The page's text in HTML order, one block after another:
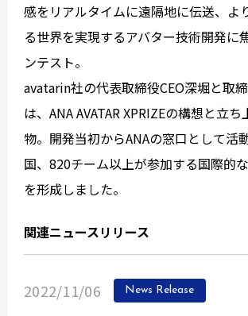
感をリアルタイムに遠隔地に伝送、よ
る世界を実現するアバター技術開発に
ンテスト。
avatarin社の代表取締役CEO深堀と取
は、ANA AVATAR XPRIZEの構想と立
物。開発当初からANAの窓口として活
国、820チーム以上が参加する国際的
を形成しました。
関連ニュースリリース
2022/11/06 News Release